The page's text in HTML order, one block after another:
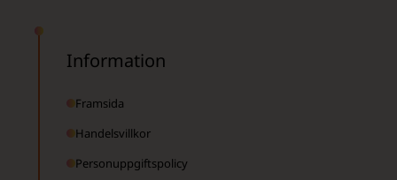
Information
Framsida
Handelsvillkor
Personuppgiftspolicy